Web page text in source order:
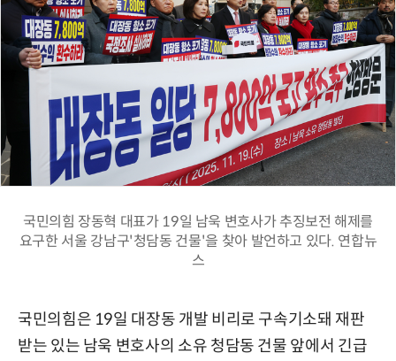
국민의힘 장동혁 대표가 19일 남욱 변호사가 추징보전 해제를
요구한 서울 강남구'청담동 건물'을 찾아 발언하고 있다. 연합뉴
스
국민의힘은 19일 대장동 개발 비리로 구속기소돼 재판
받는 있는 남욱 변호사의 소유 청담동 건물 앞에서 긴급